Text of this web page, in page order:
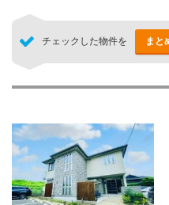
チェックした物件を まと